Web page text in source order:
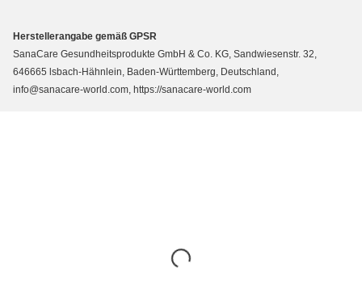
Herstellerangabe gemäß GPSR
SanaCare Gesundheitsprodukte GmbH & Co. KG, Sandwiesenstr. 32,
646665 lsbach-Hähnlein, Baden-Württemberg, Deutschland,
info@sanacare-world.com, https://sanacare-world.com